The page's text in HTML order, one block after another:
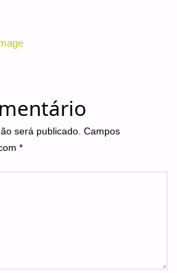
será publicado. Campos
*